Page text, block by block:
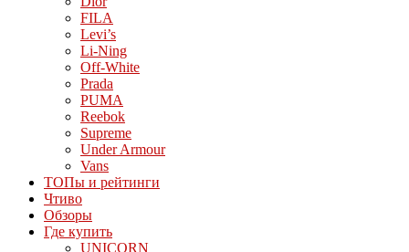
FILA
Levi’s
Li-Ning
Off-White
Prada
PUMA
Reebok
Supreme
Under Armour
Vans
ТОПы и рейтинги
Чтиво
Обзоры
Где купить
UNICORN